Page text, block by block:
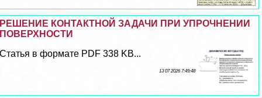
РЕШЕНИЕ КОНТАКТНОЙ ЗАДАЧИ ПРИ УПРОЧНЕНИИ
ПОВЕРХНОСТИ
Статья в формате PDF 338 KB...
13 07 2026 7:49:48